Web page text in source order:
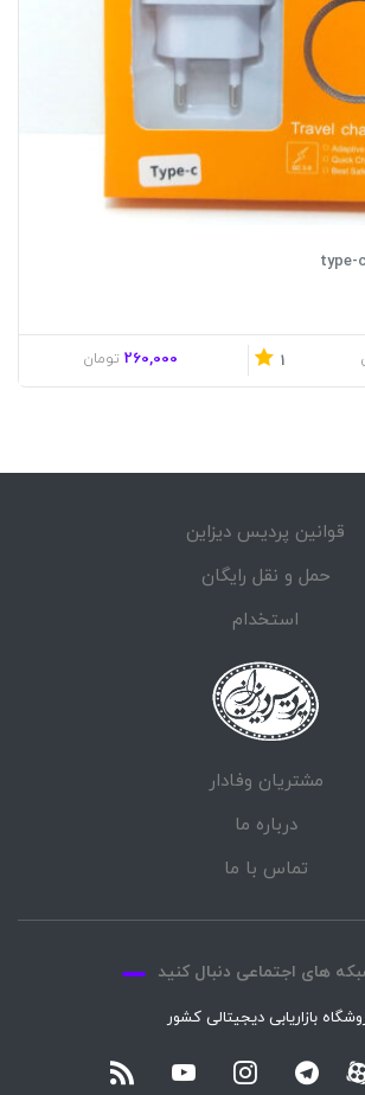
1
260,000 تومان
قوانین پردیس دیزاین
حمل و نقل رایگان
استخدام
مشتریان وفادار
درباره ما
تماس با ما
های اجتماعی دنبال کنید
بازاریابی دیجیتالی کشور